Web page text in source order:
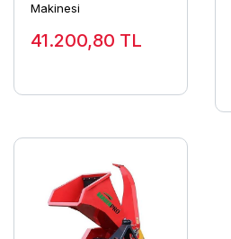
Makinesi
41.200,80 TL